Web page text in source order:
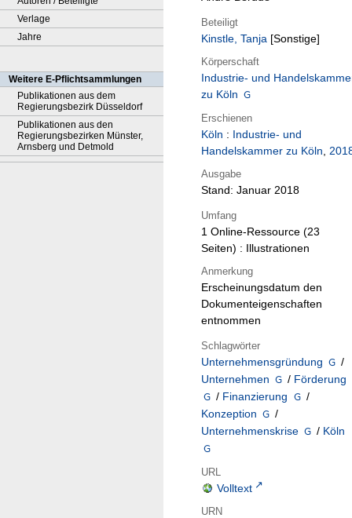
Verlage
Jahre
Weitere E-Pflichtsammlungen
Publikationen aus dem
Regierungsbezirk Düsseldorf
Publikationen aus den
Regierungsbezirken Münster,
Arnsberg und Detmold
Beteiligt
Kinstle, Tanja [Sonstige]
Körperschaft
Industrie- und
zu Köln
Erschienen
Köln : Industrie- und
Handelskammer zu Köln,
Ausgabe
Stand: Januar 2018
Umfang
1 Online-Ressource (23
Seiten) : Illustrationen
Anmerkung
Erscheinungsdatum den
Dokumenteigenschaften
entnommen
Schlagwörter
Unternehmensgründung
/
Unternehmen
/ Förderung
/ Finanzierung
/
Konzeption
/
Unternehmenskrise
/ Köln
URL
Volltext
URN